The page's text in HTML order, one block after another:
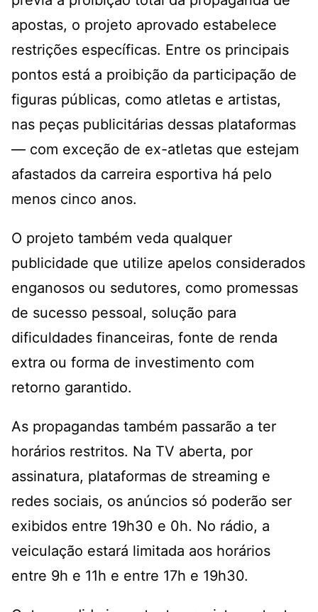
apostas, o projeto aprovado estabelece
restrições específicas. Entre os principais
pontos está a proibição da participação de
figuras públicas, como atletas e artistas,
nas peças publicitárias dessas plataformas
— com exceção de ex-atletas que estejam
afastados da carreira esportiva há pelo
menos cinco anos.
O projeto também veda qualquer
publicidade que utilize apelos considerados
enganosos ou sedutores, como promessas
de sucesso pessoal, solução para
dificuldades financeiras, fonte de renda
extra ou forma de investimento com
retorno garantido.
As propagandas também passarão a ter
horários restritos. Na TV aberta, por
assinatura, plataformas de streaming e
redes sociais, os anúncios só poderão ser
exibidos entre 19h30 e 0h. No rádio, a
veiculação estará limitada aos horários
entre 9h e 11h e entre 17h e 19h30.